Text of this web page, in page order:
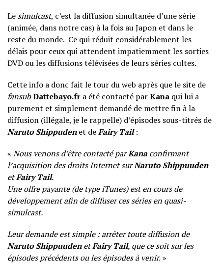
Le simulcast, c’est la diffusion simultanée d’une série
(animée, dans notre cas) à la fois au Japon et dans le
reste du monde. Ce qui réduit considérablement les
délais pour ceux qui attendent impatiemment les sorties
DVD ou les diffusions télévisées de leurs séries cultes.
Cette info a donc fait le tour du web après que le site de
fansubDattebayo.fr a été contacté parKana qui lui a
purement et simplement demandé de mettre fin à la
diffusion (illégale, je le rappelle) d’épisodes sous-titrés de
Naruto Shippudenet deFairy Tail:
« Nous venons d’être contacté parKana confirmant
l’acquisition des droits Internet surNaruto Shippuuden
etFairy Tail.
Une offre payante (de type iTunes) est en cours de
développement afin de diffuser ces séries en quasi-
simulcast.
Leur demande est simple : arrêter toute diffusion de
Naruto ShippuudenetFairy Tail, que ce soit sur les
épisodes précédents ou les épisodes à venir. »